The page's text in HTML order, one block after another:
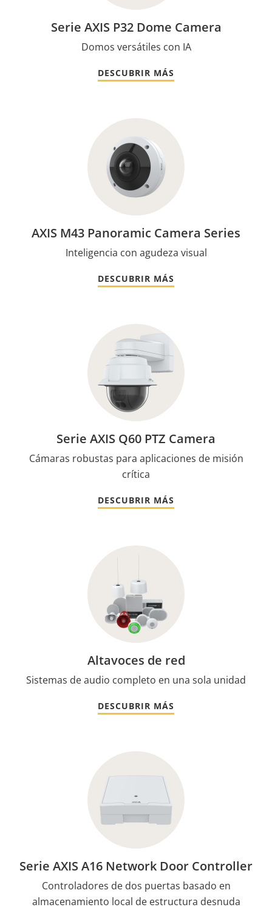
Serie AXIS P32 Dome Camera
Domos versátiles con IA
DESCUBRIR MÁS
AXIS M43 Panoramic Camera Series
Inteligencia con agudeza visual
DESCUBRIR MÁS
Serie AXIS Q60 PTZ Camera
Cámaras robustas para aplicaciones de misión
crítica
DESCUBRIR MÁS
Altavoces de red
Sistemas de audio completo en una sola unidad
DESCUBRIR MÁS
Serie AXIS A16 Network Door Controller
Controladores de dos puertas basado en
almacenamiento local de estructura desnuda